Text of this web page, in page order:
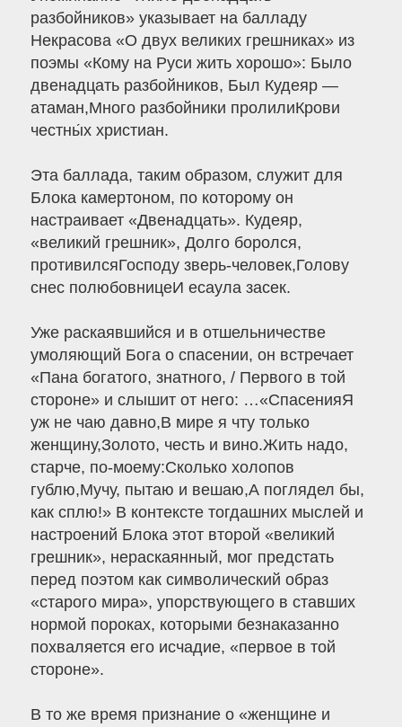
разбойников» указывает на балладу
Некрасова «О двух великих грешниках» из
поэмы «Кому на Руси жить хорошо»: Было
двенадцать разбойников, Был Кудеяр —
атаман,Много разбойники пролилиКрови
честны́х христиан.
Эта баллада, таким образом, служит для
Блока камертоном, по которому он
настраивает «Двенадцать». Кудеяр,
«великий грешник», Долго боролся,
противилсяГосподу зверь-человек,Голову
снес полюбовницеИ есаула засек.
Уже раскаявшийся и в отшельничестве
умоляющий Бога о спасении, он встречает
«Пана богатого, знатного, / Первого в той
стороне» и слышит от него: …«СпасенияЯ
уж не чаю давно,В мире я чту только
женщину,Золото, честь и вино.Жить надо,
старче, по-моему:Сколько холопов
гублю,Мучу, пытаю и вешаю,А поглядел бы,
как сплю!» В контексте тогдашних мыслей и
настроений Блока этот второй «великий
грешник», нераскаянный, мог предстать
перед поэтом как символический образ
«старого мира», упорствующего в ставших
нормой пороках, которыми безнаказанно
похваляется его исчадие, «первое в той
стороне».
В то же время признание о «женщине и